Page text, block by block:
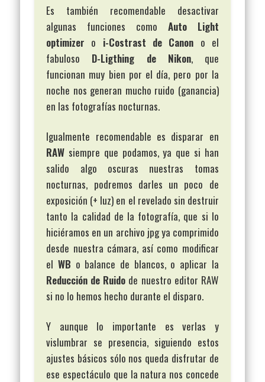
Es también recomendable desactivar
algunas funciones como Auto Light
optimizer o i-Costrast de Canon o el
fabuloso D-Ligthing de Nikon, que
funcionan muy bien por el día, pero por la
noche nos generan mucho ruido (ganancia)
en las fotografías nocturnas.
Igualmente recomendable es disparar en
RAW siempre que podamos, ya que si han
salido algo oscuras nuestras tomas
nocturnas, podremos darles un poco de
exposición (+ luz) en el revelado sin destruir
tanto la calidad de la fotografía, que si lo
hiciéramos en un archivo jpg ya comprimido
desde nuestra cámara, así como modificar
el WB o balance de blancos, o aplicar la
Reducción de Ruido de nuestro editor RAW
si no lo hemos hecho durante el disparo.
Y aunque lo importante es verlas y
vislumbrar se presencia, siguiendo estos
ajustes básicos sólo nos queda disfrutar de
ese espectáculo que la natura nos concede